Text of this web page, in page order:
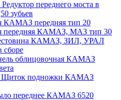
переднего моста в
зубьев
КАМАЗ передняя тип 20
передняя КАМАЗ, МАЗ тип 30
КАМАЗ, ЗИЛ, УРАЛ
сборе
облицовочная КАМАЗ
Щиток подножки КАМАЗ
переднее КАМАЗ 6520